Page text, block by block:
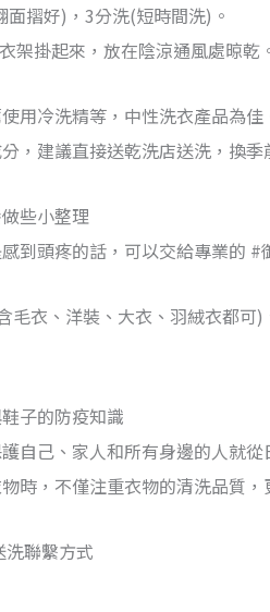
摺好)，3分洗(短時間洗)。
架掛起來，放在陰涼通風處晾乾
用冷洗精等，中性洗衣產品為佳
，建議直接送乾洗店送洗，換季
些小整理
到頭疼的話，可以交給專業的
毛衣、洋裝、大衣、羽絨衣都
子的防疫知識
自己、家人和所有身邊的人就
時，不僅注重衣物的清洗品質
聯繫方式